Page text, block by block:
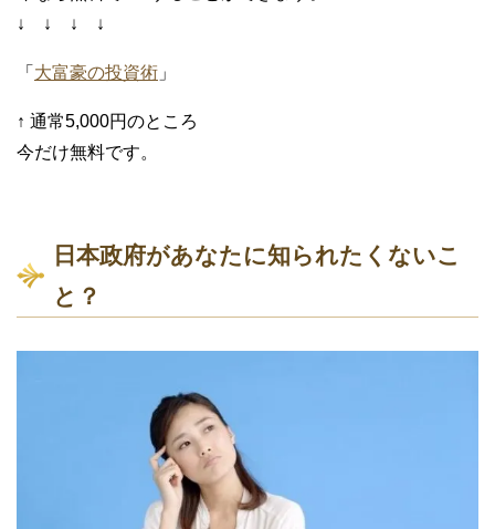
↓ ↓ ↓ ↓
「 大富豪の投資術 」
↑ 通常5,000円のところ
今だけ無料です。
日本政府があなたに知られたくないこ
と？